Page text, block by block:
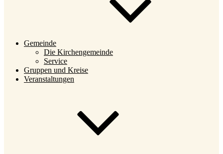
Gemeinde
Die Kirchengemeinde
Service
Gruppen und Kreise
Veranstaltungen